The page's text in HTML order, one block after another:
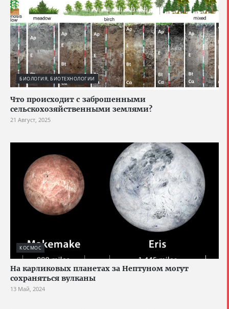
БИОЛОГИЯ, БИОТЕХНОЛОГИИ
Что происходит с заброшенными
сельскохозяйственными землями?
21 Август, 2025
КОСМОС
На карликовых планетах за Нептуном могут
сохраняться вулканы
13 Май, 2024